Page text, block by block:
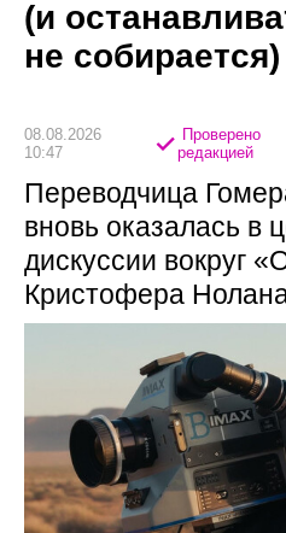
(и
не собирается)
08.08.2026
10:47
Проверено
редакцией
Переводчица
вновь оказалась в
дискуссии вокруг
Кристофера